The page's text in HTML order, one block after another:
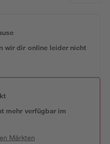
wir dir online leider nicht
mehr verfügbar im
Märkten